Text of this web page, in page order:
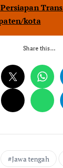
kota
Share this…
Jawa tengah